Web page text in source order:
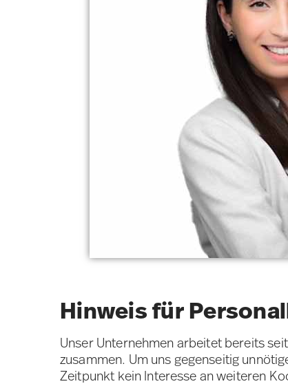
Hinweis für
Unser Unternehmen arbeitet bereits
zusammen. Um uns gegenseitig
Zeitpunkt kein Interesse an weiteren